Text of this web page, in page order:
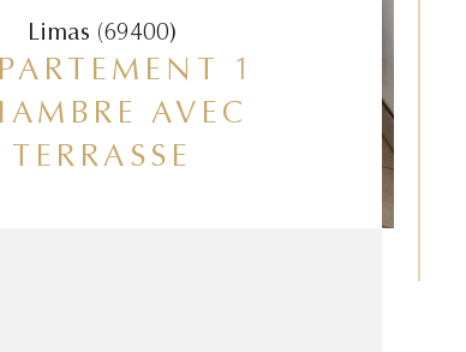
Limas (69400)
1
AVEC
TERRASSE